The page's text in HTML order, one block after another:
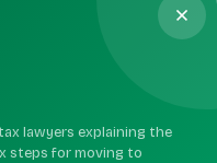
lawyers explaining the
steps for moving to